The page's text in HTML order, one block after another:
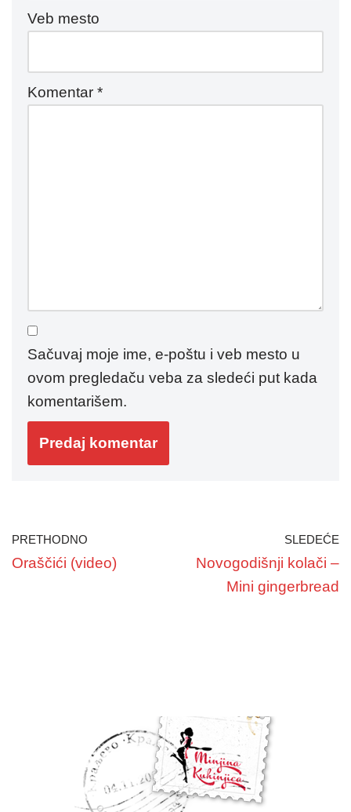
Veb mesto
Komentar *
Sačuvaj moje ime, e-poštu i veb mesto u
ovom pregledaču veba za sledeći put kada
komentarišem.
PRETHODNO
Oraščići (video)
SLEDEĆE
Novogodišnji kolači –
Mini gingerbread